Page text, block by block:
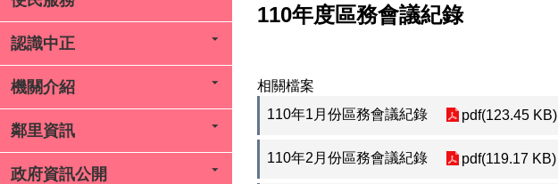
認識中正
機關介紹
鄰里資訊
政府資訊公開
110年度區務會議紀錄
相關檔案
110年1月份區務會議紀錄
pdf(123.45 KB)
110年2月份區務會議紀錄 pdf(119.17 KB)